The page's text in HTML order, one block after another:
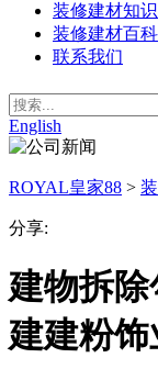
装修建材知识
装修建材百科
联系我们
English
ROYAL皇家88 >
分享:
建物拆
建建粉